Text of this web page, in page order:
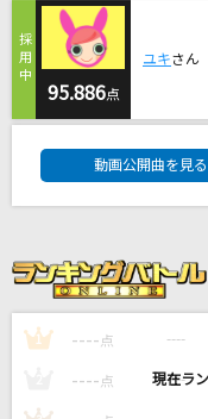
米津玄師
Melodic Storm
ふたりごと
RADWIMPS
夏祭り
Whiteberry
片想い
95.886点
ユキさん
動画公開曲を見る
1 ---- 点 ----
---- 点 ----